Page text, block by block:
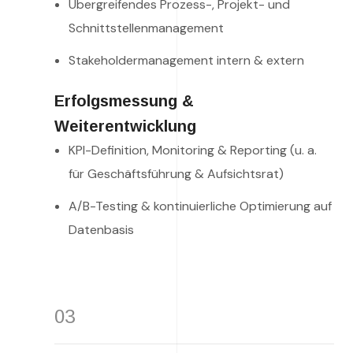
Übergreifendes Prozess-, Projekt- und
Schnittstellenmanagement
Stakeholdermanagement intern & extern
Erfolgsmessung &
Weiterentwicklung
KPI-Definition, Monitoring & Reporting (u. a.
für Geschäftsführung & Aufsichtsrat)
A/B-Testing & kontinuierliche Optimierung auf
Datenbasis
03